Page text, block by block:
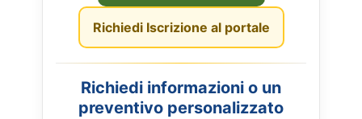
Richiedi Iscrizione al portale
Richiedi informazioni o un
preventivo personalizzato